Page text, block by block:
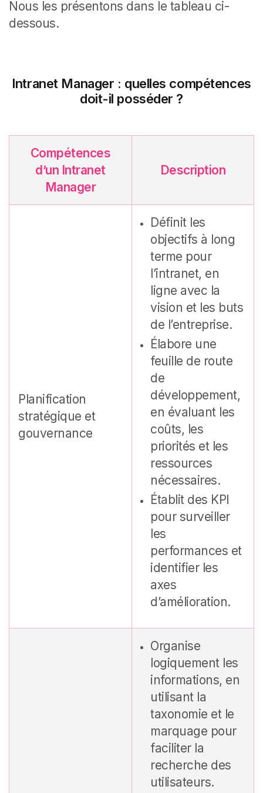
Nous les présentons dans le tableau ci-
dessous.
Intranet Manager : quelles compétences
doit-il posséder ?
Compétences
d’un Intranet
Manager
Description
Planification
stratégique et
gouvernance
Définit les
objectifs à long
terme pour
l’intranet, en
ligne avec la
vision et les buts
de l’entreprise.
Élabore une
feuille de route
de
développement,
en évaluant les
coûts, les
priorités et les
ressources
nécessaires.
Établit des KPI
pour surveiller
les
performances et
identifier les
axes
d’amélioration.
Organise
logiquement les
informations, en
utilisant la
taxonomie et le
marquage pour
faciliter la
recherche des
utilisateurs.